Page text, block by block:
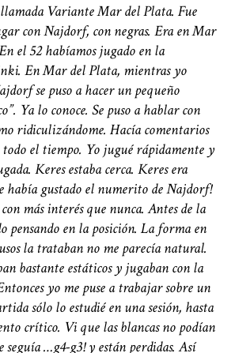
Variante Mar del Plata. Fue
con Najdorf, con negras. Era en Mar
el 52 habíamos jugado en la
En Mar del Plata, mientras yo
se puso a hacer un pequeño
Ya lo conoce. Se puso a hablar con
ridiculizándome. Hacía comentarios
el tiempo. Yo jugué rápidamente y
Keres estaba cerca. Keres era
había gustado el numerito de Najdorf!
más interés que nunca. Antes de la
pensando en la posición. La forma en
la trataban no me parecía natural.
bastante estáticos y jugaban con la
yo me puse a trabajar sobre un
sólo lo estudié en una sesión, hasta
crítico. Vi que las blancas no podían
…g4-g3! y están perdidas. Así